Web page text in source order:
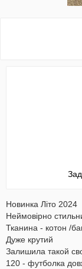
Новинка Літо 2024
Неймовірно
Тканина - котон /
Дуже крутий
Залишила такой
120 - футболка